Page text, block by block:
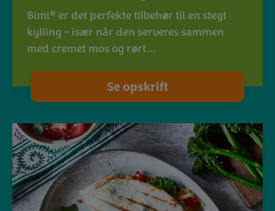
Bimi® er det perfekte tilbehør til en stegt
kylling - især når den serveres sammen
med cremet mos og rørt…
Se opskrift